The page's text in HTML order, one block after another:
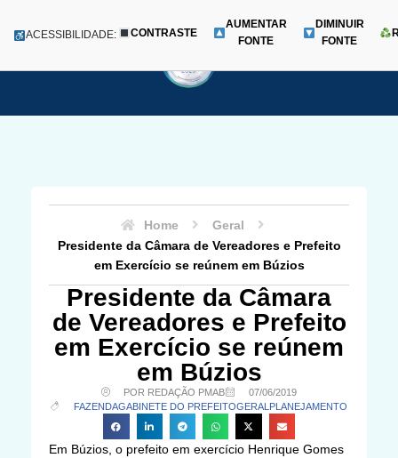
para
Menu
ACESSIBILIDADE: CONTRASTE
AUMENTAR
FONTE
DIMINUIR
FONTE
Home
Geral
Presidente da Câmara de Vereadores e Prefeito
em Exercício se reúnem em Búzios
Presidente da Câmara
de Vereadores e Prefeito
em Exercício se reúnem
em Búzios
POR REDAÇÃO PMAB
07/06/2019
FAZENDAGABINETE DO PREFEITOGERAL PLANEJAMENTO
Em Búzios, o prefeito em exercício Henrique Gomes